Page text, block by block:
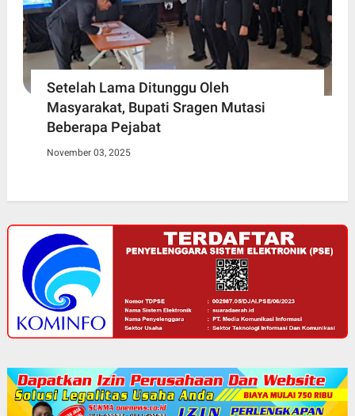
Setelah Lama Ditunggu Oleh
Masyarakat, Bupati Sragen Mutasi
Beberapa Pejabat
November 03, 2025